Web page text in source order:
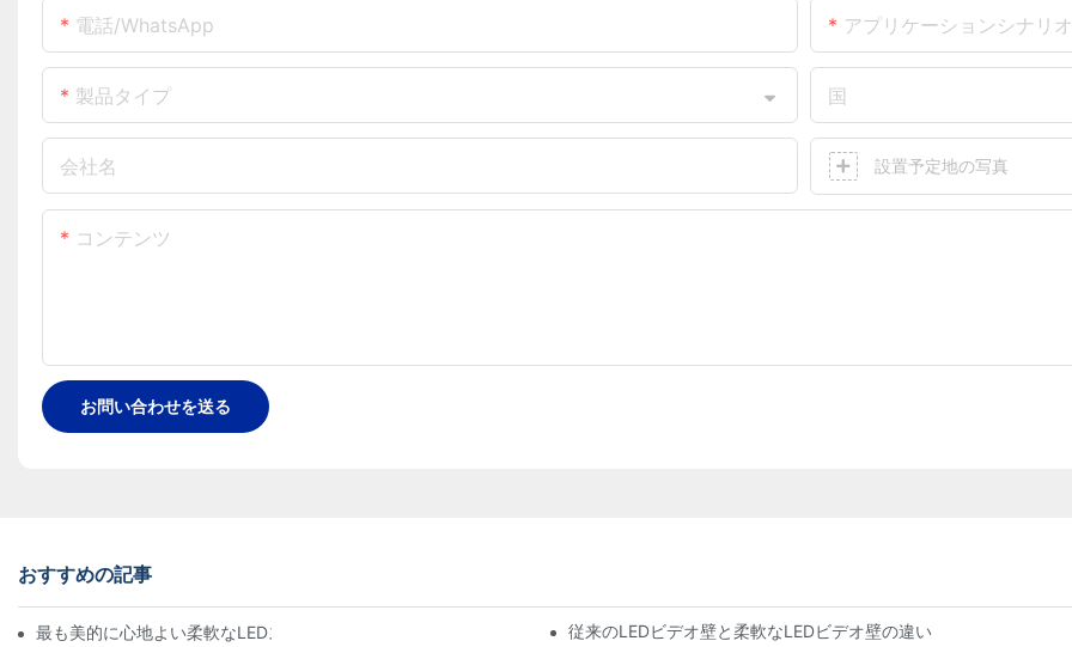
電話/WhatsApp アプリケーションシナリオ
製品タイプ 国
会社名 設置予定地の写真
コンテンツ
お問い合わせを送る
おすすめの記事
最も美的に心地よい柔軟なLEDスクリーンウォールは何ですか？ 従来のLEDビデオ壁と柔軟なLEDビデオ壁の違い